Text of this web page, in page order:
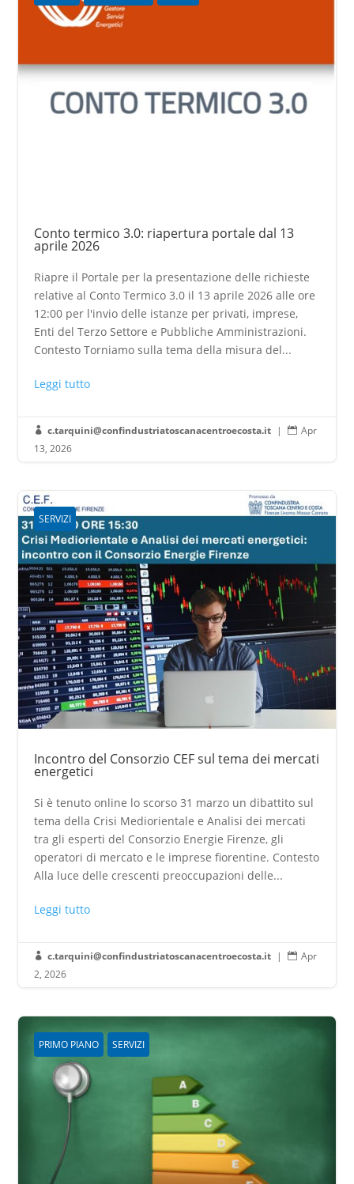
Conto termico 3.0: riapertura portale dal 13
aprile 2026
Riapre il Portale per la presentazione delle richieste
relative al Conto Termico 3.0 il 13 aprile 2026 alle ore
12:00 per l'invio delle istanze per privati, imprese,
Enti del Terzo Settore e Pubbliche Amministrazioni.
Contesto Torniamo sulla tema della misura del...
Leggi tutto
 c.tarquini@confindustriatoscanacentroecosta.it |  Apr
13, 2026
SERVIZI
Incontro del Consorzio CEF sul tema dei mercati
energetici
Si è tenuto online lo scorso 31 marzo un dibattito sul
tema della Crisi Mediorientale e Analisi dei mercati
tra gli esperti del Consorzio Energie Firenze, gli
operatori di mercato e le imprese fiorentine. Contesto
Alla luce delle crescenti preoccupazioni delle...
Leggi tutto
 c.tarquini@confindustriatoscanacentroecosta.it |  Apr
2, 2026
PRIMO PIANO SERVIZI